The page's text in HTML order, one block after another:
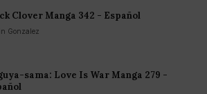
Clover Manga 342 - Español
Gonzalez
sama: Love Is War Manga 279 -